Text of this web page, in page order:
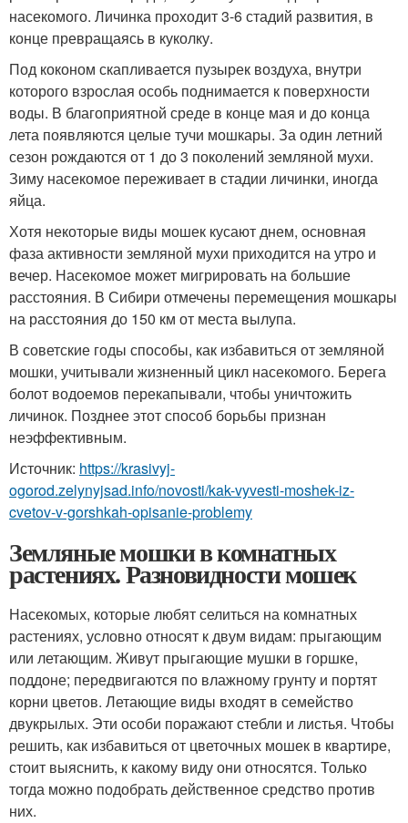
насекомого. Личинка проходит 3-6 стадий развития, в
конце превращаясь в куколку.
Под коконом скапливается пузырек воздуха, внутри
которого взрослая особь поднимается к поверхности
воды. В благоприятной среде в конце мая и до конца
лета появляются целые тучи мошкары. За один летний
сезон рождаются от 1 до 3 поколений земляной мухи.
Зиму насекомое переживает в стадии личинки, иногда
яйца.
Хотя некоторые виды мошек кусают днем, основная
фаза активности земляной мухи приходится на утро и
вечер. Насекомое может мигрировать на большие
расстояния. В Сибири отмечены перемещения мошкары
на расстояния до 150 км от места вылупа.
В советские годы способы, как избавиться от земляной
мошки, учитывали жизненный цикл насекомого. Берега
болот водоемов перекапывали, чтобы уничтожить
личинок. Позднее этот способ борьбы признан
неэффективным.
Источник: https://krasivyj-
ogorod.zelynyjsad.info/novosti/kak-vyvesti-moshek-iz-
cvetov-v-gorshkah-opisanie-problemy
Земляные мошки в комнатных
растениях. Разновидности мошек
Насекомых, которые любят селиться на комнатных
растениях, условно относят к двум видам: прыгающим
или летающим. Живут прыгающие мушки в горшке,
поддоне; передвигаются по влажному грунту и портят
корни цветов. Летающие виды входят в семейство
двукрылых. Эти особи поражают стебли и листья. Чтобы
решить, как избавиться от цветочных мошек в квартире,
стоит выяснить, к какому виду они относятся. Только
тогда можно подобрать действенное средство против
них.